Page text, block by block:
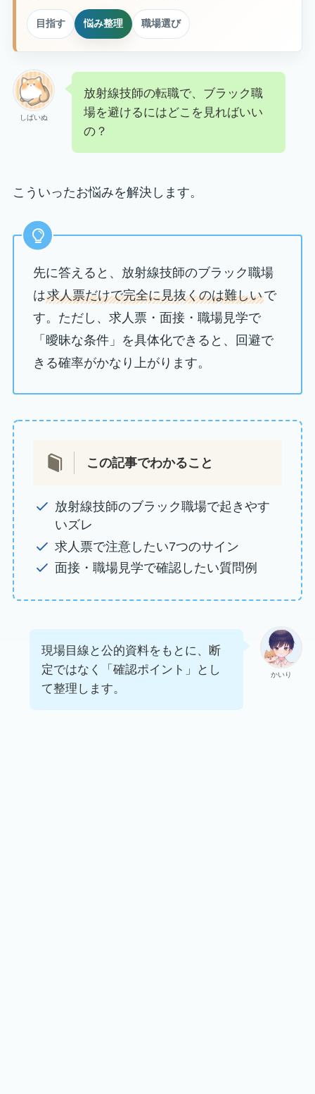
目指す 悩み整理 職場選び
しばいぬ
放射線技師の転職で、ブラック職
場を避けるにはどこを見ればいい
の？
こういったお悩みを解決します。
先に答えると、放射線技師のブラック職場
は求人票だけで完全に見抜くのは難しいで
す。ただし、求人票・面接・職場見学で
「曖昧な条件」を具体化できると、回避で
きる確率がかなり上がります。
この記事でわかること
放射線技師のブラック職場で起きやす
いズレ
求人票で注意したい7つのサイン
面接・職場見学で確認したい質問例
かいり
現場目線と公的資料をもとに、断
定ではなく「確認ポイント」とし
て整理します。